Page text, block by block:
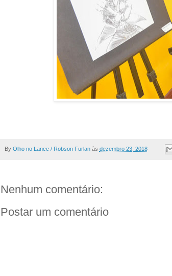
By Olho no Lance / Robson Furlan às dezembro 23, 2018
Nenhum comentário:
Postar um comentário